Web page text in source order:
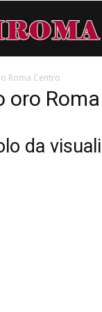
Roma Centro
oro
da